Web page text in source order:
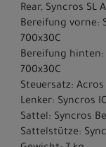
Rear, Syncros SL
Bereifung vorne:
700x30C
Bereifung hinten:
700x30C
Steuersatz: Acros
Lenker: Syncros
Sattel: Syncros
Sattelstütze: